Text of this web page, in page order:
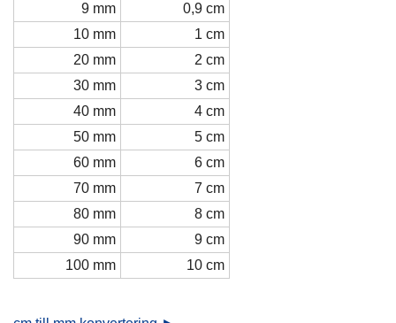
9 mm
0,9 cm
10 mm
1 cm
20 mm
2 cm
30 mm
3 cm
40 mm
4 cm
50 mm
5 cm
60 mm
6 cm
70 mm
7 cm
80 mm
8 cm
90 mm
9 cm
100 mm
10 cm